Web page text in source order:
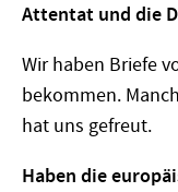
Attentat und die
Wir haben Briefe
bekommen.
hat uns gefreut.
Haben die